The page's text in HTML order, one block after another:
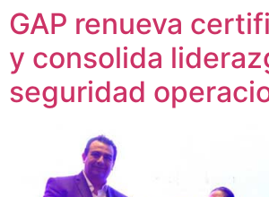
GAP renueva
y consolida
seguridad